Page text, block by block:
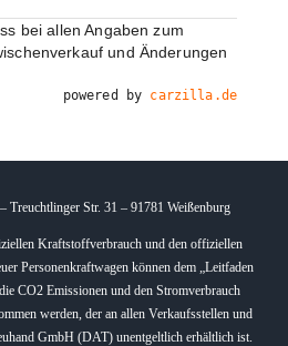
bei allen Angaben zum
und Änderungen
powered by carzilla.de
Treuchtlinger Str. 31 – 91781 Weißenburg
Kraftstoffverbrauch und den offiziellen
Personenkraftwagen können dem „Leitfaden
CO2 Emissionen und den Stromverbrauch
werden, der an allen Verkaufsstellen und
GmbH (DAT) unentgeltlich erhältlich ist.